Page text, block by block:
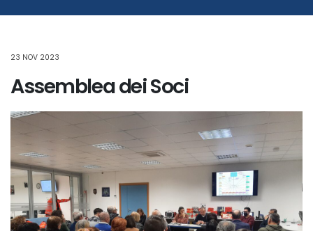
23 NOV 2023
Assemblea dei Soci